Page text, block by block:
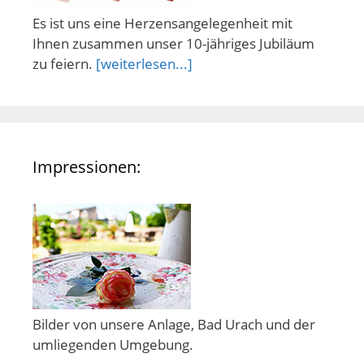
Es ist uns eine Herzensangelegenheit mit
Ihnen zusammen unser 10-jähriges Jubiläum
zu feiern. [weiterlesen...]
Impressionen:
Bilder von unsere Anlage, Bad Urach und der
umliegenden Umgebung.